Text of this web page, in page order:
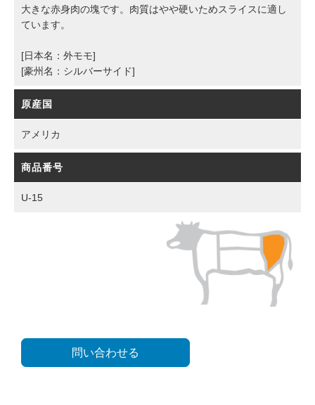
大きな赤身肉の塊です。肉質はやや硬いためスライスに適し
ています。
[日本名：外モモ]
[豪州名：シルバーサイド]
原産国
アメリカ
商品番号
U-15
問い合わせる